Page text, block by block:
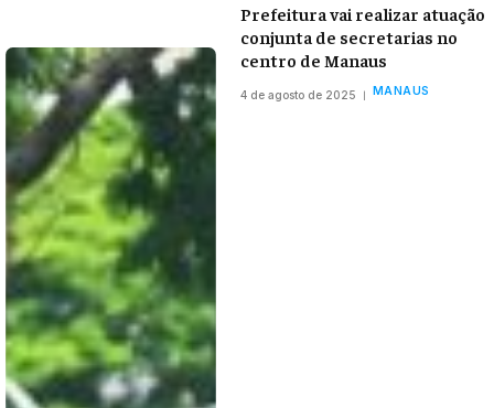
Prefeitura vai realizar atuação
conjunta de secretarias no
centro de Manaus
4 de agosto de 2025 MANAUS